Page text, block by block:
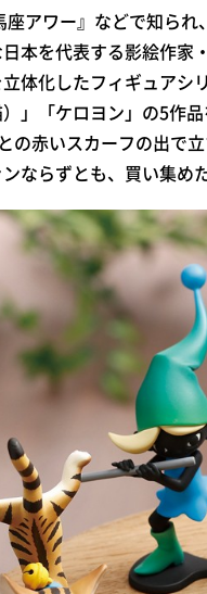
アワー』などで知ら
本を代表する影絵作家
体化したフィギュアシ
」「ケロヨン」の5作
の赤いスカーフの出で
ならずとも、買い集め